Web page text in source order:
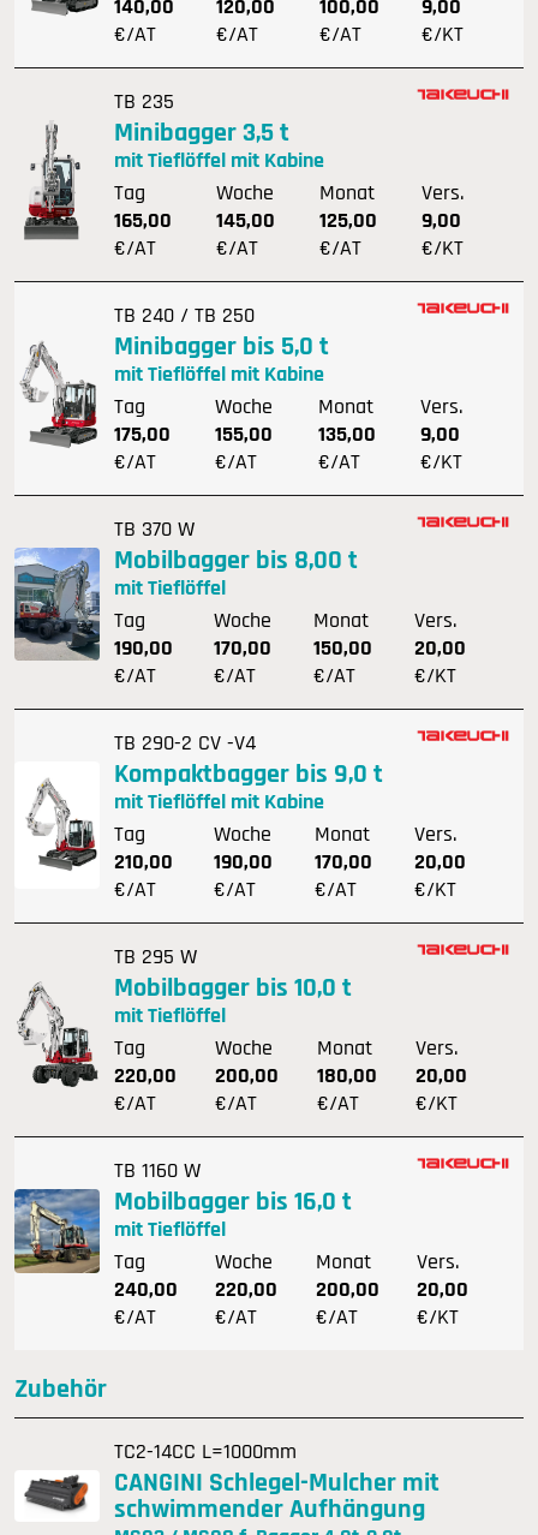
140,00
€/AT
120,00
€/AT
100,00
€/AT
9,00
€/KT
TB 235
Minibagger 3,5 t
mit Tieflöffel mit Kabine
Tag
165,00
€/AT
Woche
145,00
€/AT
Monat
125,00
€/AT
Vers.
9,00
€/KT
TB 240 / TB 250
Minibagger bis 5,0 t
mit Tieflöffel mit Kabine
Tag
175,00
€/AT
Woche
155,00
€/AT
Monat
135,00
€/AT
Vers.
9,00
€/KT
TB 370 W
Mobilbagger bis 8,00 t
mit Tieflöffel
Tag
190,00
€/AT
Woche
170,00
€/AT
Monat
150,00
€/AT
Vers.
20,00
€/KT
TB 290-2 CV -V4
Kompaktbagger bis 9,0 t
mit Tieflöffel mit Kabine
Tag
210,00
€/AT
Woche
190,00
€/AT
Monat
170,00
€/AT
Vers.
20,00
€/KT
TB 295 W
Mobilbagger bis 10,0 t
mit Tieflöffel
Tag
220,00
€/AT
Woche
200,00
€/AT
Monat
180,00
€/AT
Vers.
20,00
€/KT
TB 1160 W
Mobilbagger bis 16,0 t
mit Tieflöffel
Tag
240,00
€/AT
Woche
220,00
€/AT
Monat
200,00
€/AT
Vers.
20,00
€/KT
Zubehör
TC2-14CC L=1000mm
CANGINI Schlegel-Mulcher mit
schwimmender Aufhängung